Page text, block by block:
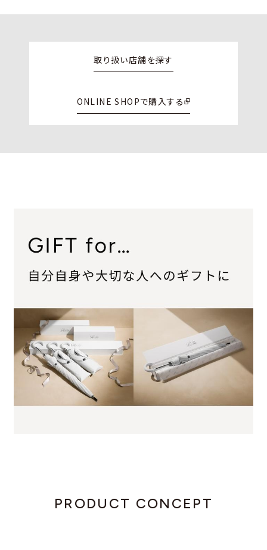
取り扱い店舗を探す
ONLINE SHOPで購入する
PRODUCT CONCEPT